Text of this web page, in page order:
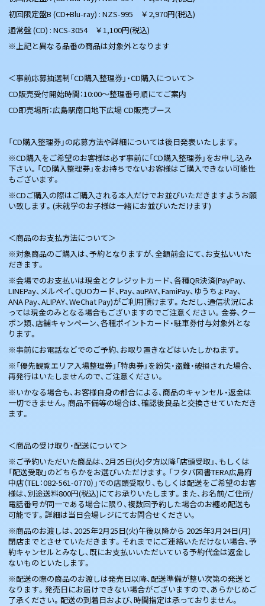
初回限定盤B (CD+Blu-ray) : NZS-995 ￥2,970円(税込)
通常盤 (CD) : NCS-3054 ￥1,100円(税込)
※上記と異なる品番の商品は対象外となります
＜事前応募抽選制「CD購入整理券」・CD購入について＞
CD販売受付開始時間：10:00〜整理番号順にてご案内
CD即売場所：広島駅南口地下広場 CD販売ブース
「CD購入整理券」の応募方法や詳細については後日発表いたします。
※CD購入をご希望のお客様は必ず事前に「CD購入整理券」をお申し込み
下さい。「CD購入整理券」をお持ちでないお客様はご購入できない可能性
もございます。
※CDご購入の際はご購入される本人だけでお並びいただきますようお願
い致します。(未就学のお子様は一緒にお並びいただけます)
＜商品のお支払方法について＞
※対象商品のご購入は、予約となりますが、全額前金にて、お支払いいた
だきます。
※会場でのお支払いは現金とクレジットカード、各種QR決済(PayPay、
LINEPay、メルペイ、QUOカード、Pay、auPAY、FamiPay、ゆうちょPay、
ANA Pay、ALIPAY、WeChat Pay)がご利用頂けます。ただし、通信状況によ
っては現金のみとなる場合もございますのでご注意ください。金券、クー
ポン類、店舗キャンペーン、各種ポイントカード・駐車券付与対象外とな
ります。
※事前にお電話などでのご予約、お取り置きなどはいたしかねます。
※「優先観覧エリア入場整理券」「特典券」を紛失・盗難・破損された場合、
再発行はいたしませんので、ご注意ください。
※いかなる場合も、お客様自身の都合による、商品のキャンセル・返金は
一切できません。商品不備等の場合は、確認後良品と交換させていただき
ます。
＜商品の受け取り・配送について＞
※ご予約いただいた商品は、2月25日(火)夕方以降「店頭受取」、もしくは
「配送受取」のどちらかをお選びいただけます。「フタバ図書TERA広島府
中店（TEL：082-561-0770）」での店頭受取り、もしくは配送をご希望のお客
様は、別途送料800円(税込)にてお承りいたします。また、お名前/ご住所/
電話番号が同一である場合に限り、複数回予約した場合のお纏め配送も
可能です。詳細は当日会場レジにてお問合せください。
※商品のお渡しは、2025年2月25日(火)午後以降から 2025年3月24日(月)
閉店までとさせていただきます。それまでにご連絡いただけない場合、予
約キャンセルとみなし、既にお支払いいただいている予約代金は返金し
ないものといたします。
※配送の際の商品のお渡しは発売日以降、配送準備が整い次第の発送と
なります。発売日にお届けできない場合がございますので、あらかじめご
了承ください。配送の到着日および、時間指定は承っておりません。